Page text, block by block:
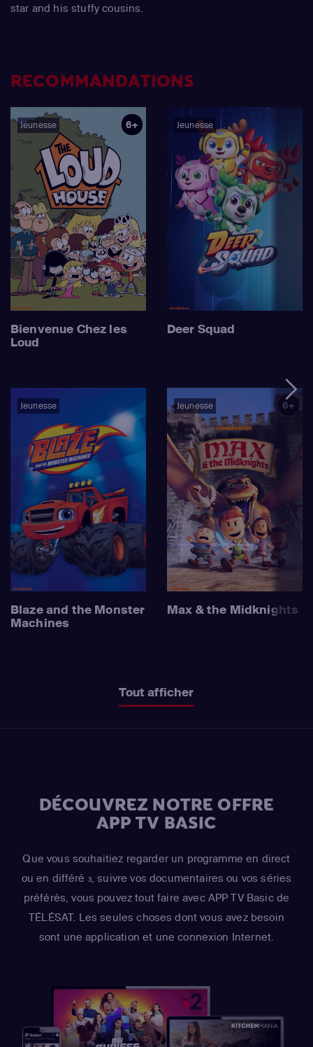
star and his stuffy cousins.
RECOMMANDATIONS
Jeunesse 6+
Bienvenue Chez les
Loud
Jeunesse
Deer Squad
Jeunesse
Blaze and the Monster
Machines
Jeunesse 6+
Max & the Midknights
Tout afficher
DÉCOUVREZ NOTRE OFFRE
APP TV BASIC
Que vous souhaitiez regarder un programme en direct
ou en différé 3, suivre vos documentaires ou vos séries
préférés, vous pouvez tout faire avec APP TV Basic de
TÉLÉSAT. Les seules choses dont vous avez besoin
sont une application et une connexion Internet.